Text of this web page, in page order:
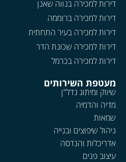
דירות למכירה בנווה שאנן
דירות למכירה ברוממה
דירות למכירה בעיר התחתית
דירות למכירה שכונת הדר
דירות למכירה בכרמל
מעטפת השירותים
שיווק ומיתוג נדל"ן
מדיה והדמיה
שמאות
ניהול שיפוצים ובנייה
אדריכלות והנדסה
עיצוב פנים